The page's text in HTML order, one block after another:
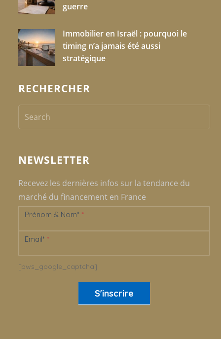
guerre
Immobilier en Israël : pourquoi le
timing n’a jamais été aussi
stratégique
RECHERCHER
NEWSLETTER
Recevez les dernières infos sur la tendance du
marché du financement en France
Newsletter
Prénom & Nom* *
Email* *
[bws_google_captcha]
S'inscrire